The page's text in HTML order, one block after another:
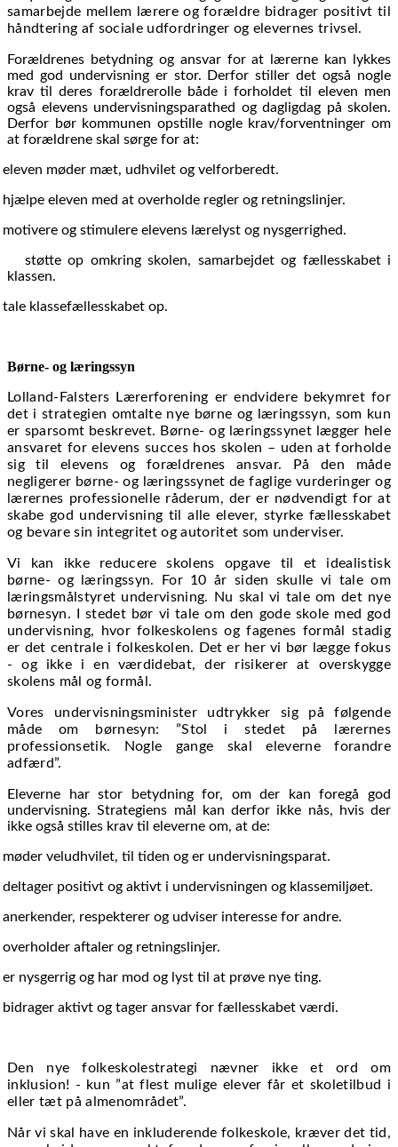
samarbejde mellem lærere og forældre bidrager positivt til
håndtering af sociale udfordringer og elevernes trivsel.
Forældrenes betydning og ansvar for at lærerne kan lykkes
med god undervisning er stor. Derfor stiller det også nogle
krav til deres forældrerolle både i forholdet til eleven men
også elevens undervisningsparathed og dagligdag på skolen.
Derfor bør kommunen opstille nogle krav/forventninger om
at forældrene skal sørge for at:
eleven møder mæt, udhvilet og velforberedt.
hjælpe eleven med at overholde regler og retningslinjer.
motivere og stimulere elevens lærelyst og nysgerrighed.
støtte op omkring skolen, samarbejdet og fællesskabet i
klassen.
tale klassefællesskabet op.
Børne- og læringssyn
Lolland-Falsters Lærerforening er endvidere bekymret for
det i strategien omtalte nye børne og læringssyn, som kun
er sparsomt beskrevet. Børne- og læringssynet lægger hele
ansvaret for elevens succes hos skolen – uden at forholde
sig til elevens og forældrenes ansvar. På den måde
negligerer børne- og læringssynet de faglige vurderinger og
lærernes professionelle råderum, der er nødvendigt for at
skabe god undervisning til alle elever, styrke fællesskabet
og bevare sin integritet og autoritet som underviser.
Vi kan ikke reducere skolens opgave til et idealistisk
børne- og læringssyn. For 10 år siden skulle vi tale om
læringsmålstyret undervisning. Nu skal vi tale om det nye
børnesyn. I stedet bør vi tale om den gode skole med god
undervisning, hvor folkeskolens og fagenes formål stadig
er det centrale i folkeskolen. Det er her vi bør lægge fokus
- og ikke i en værdidebat, der risikerer at overskygge
skolens mål og formål.
Vores undervisningsminister udtrykker sig på følgende
måde om børnesyn: ”Stol i stedet på lærernes
professionsetik. Nogle gange skal eleverne forandre
adfærd”.
Eleverne har stor betydning for, om der kan foregå god
undervisning. Strategiens mål kan derfor ikke nås, hvis der
ikke også stilles krav til eleverne om, at de:
møder veludhvilet, til tiden og er undervisningsparat.
deltager positivt og aktivt i undervisningen og klassemiljøet.
anerkender, respekterer og udviser interesse for andre.
overholder aftaler og retningslinjer.
er nysgerrig og har mod og lyst til at prøve nye ting.
bidrager aktivt og tager ansvar for fællesskabet værdi.
Den nye folkeskolestrategi nævner ikke et ord om
inklusion! - kun ”at flest mulige elever får et skoletilbud i
eller tæt på almenområdet”.
Når vi skal have en inkluderende folkeskole, kræver det tid,